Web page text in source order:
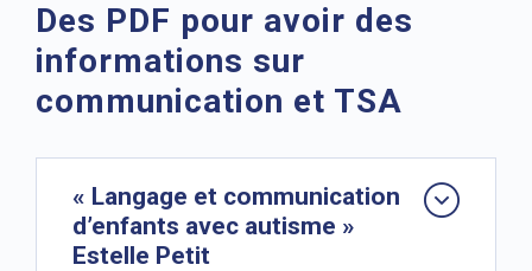
Des PDF pour avoir des
informations sur
communication et TSA
« Langage et communication
d’enfants avec autisme »
Estelle Petit